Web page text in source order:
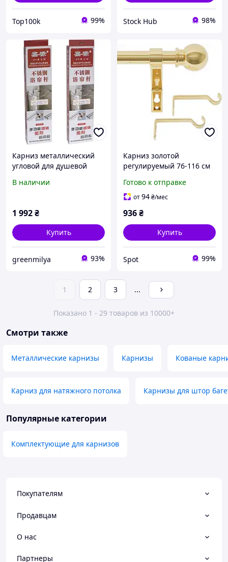
Top100k 99% Stock Hub 98%
Карниз металлический
угловой для душевой
шт. Артикул/Код 15534
В наличии
1 992₴
Купить
greenmilya 93%
Карниз золотой
регулируемый 76-116 см
металлический для штор
и занавесок
Готово к отправке
от94₴/мес
936₴
Купить
Spot 99%
1 2 3 ...
Показано 1 - 29 товаров из 10000+
Смотри также
Металлические карнизы Карнизы Кованые
Карниз для натяжного потолка Карнизы для штор
Популярные категории
Комплектующие для карнизов
Покупателям
Продавцам
О нас
Партнеры